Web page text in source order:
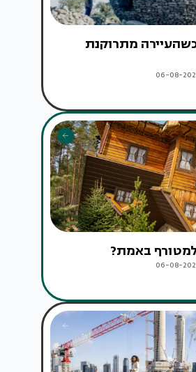
מתרוקנת
06-08-
למטורף באמת?
06-08-